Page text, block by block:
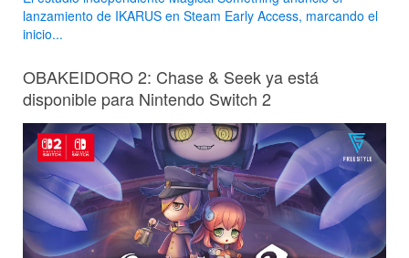
lanzamiento de IKARUS en Steam Early Access, marcando el
inicio...
OBAKEIDORO 2: Chase & Seek ya está
disponible para Nintendo Switch 2